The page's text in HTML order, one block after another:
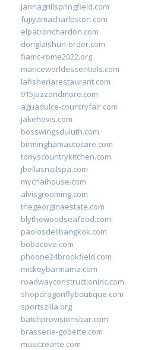
jannagrillspringfield.com
fujiyamacharleston.com
elpatronchardon.com
donglaishun-order.com
fiamc-rome2022.org
mariceworldessentials.com
lafisheriarestaurant.com
915jazzandmore.com
aguadulce-countryfair.com
jakehovis.com
bosswingsduluth.com
birminghamautocare.com
tonyscountrykitchen.com
jbellasnailspa.com
mychaihouse.com
alvisgrooming.com
thegeorginaestate.com
blythewoodseafood.com
paolosdelibangkok.com
bobacove.com
phoone24brookfield.com
mickeybarmama.com
roadwayconstructioninc.com
shopdragonflyboutique.com
sportszilla.org
batchprovisionsbar.com
brasserie-gobette.com
musicrearte.com